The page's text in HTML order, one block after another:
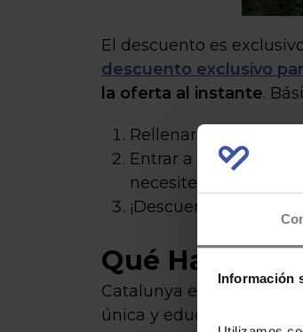
Información
El descuento es
descuento exclusivo
la oferta al instante.
Rellenar el
Entrar a la página
necesites.
¡Descuento
Qué Hacer
Catalunya en Miniatura
única y educativa. Aquí